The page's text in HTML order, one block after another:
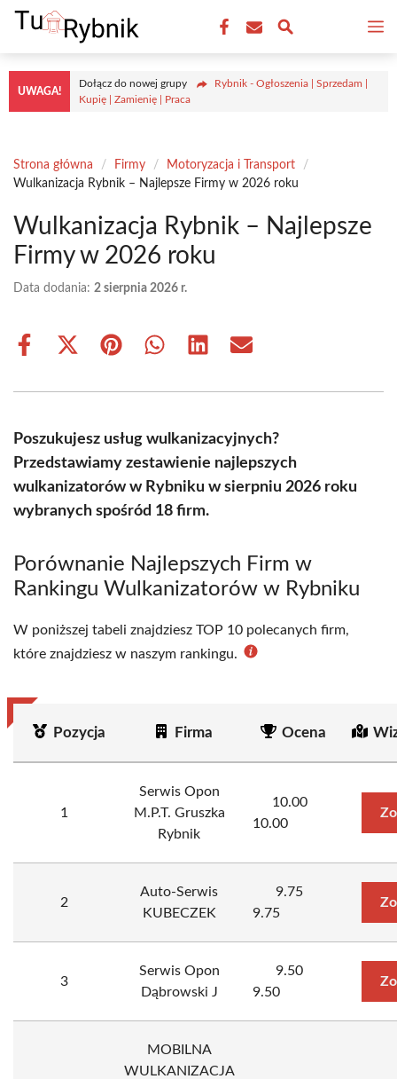
Przejdź
treści
UWAGA!
Dołącz do nowej grupy
Rybnik - Ogłoszenia | Sprzedam |
Kupię | Zamienię | Praca
Strona główna / Firmy / Motoryzacja i Transport
/
Wulkanizacja Rybnik – Najlepsze Firmy w 2026 roku
Wulkanizacja Rybnik – Najlepsze
Firmy w 2026 roku
Data dodania: 2 sierpnia 2026 r.
Share
Share
(Twitter)
Share Share Share Share
Poszukujesz usług wulkanizacyjnych?
Przedstawiamy zestawienie najlepszych
wulkanizatorów w Rybniku w sierpniu 2026 roku
wybranych spośród 18 firm.
Porównanie Najlepszych Firm w
Rankingu Wulkanizatorów w Rybniku
W poniższej tabeli znajdziesz TOP 10 polecanych firm,
które znajdziesz w naszym rankingu.
Pozycja Firma Ocena
1
Serwis Opon
M.P.T. Gruszka
Rybnik
10.00
10.00
2
Auto-Serwis
KUBECZEK
9.75
9.75
3
Serwis Opon
Dąbrowski J
9.50
9.50
MOBILNA
WULKANIZACJA